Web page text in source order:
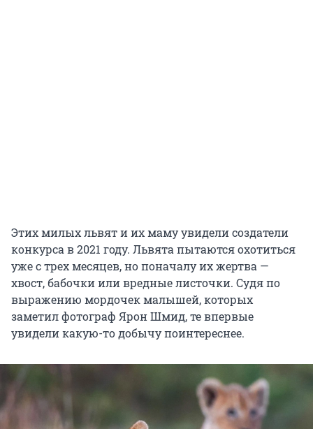
Этих милых львят и их маму увидели создатели
конкурса в 2021 году. Львята пытаются охотиться
уже с трех месяцев, но поначалу их жертва —
хвост, бабочки или вредные листочки. Судя по
выражению мордочек малышей, которых
заметил фотограф Ярон Шмид, те впервые
увидели какую-то добычу поинтереснее.